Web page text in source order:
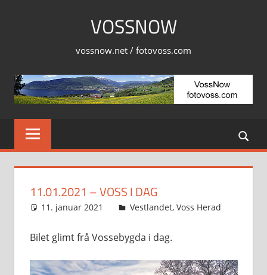
VOSSNOW
vossnow.net / fotovoss.com
11.01.2021 – VOSS I DAG
11. januar 2021 Svein
Vestlandet, Voss Herad
Bilet glimt frå Vossebygda i dag.